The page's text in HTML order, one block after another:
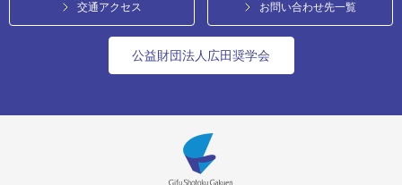
交通アクセス お問い合わせ先一覧
公益財団法人広田奨学会